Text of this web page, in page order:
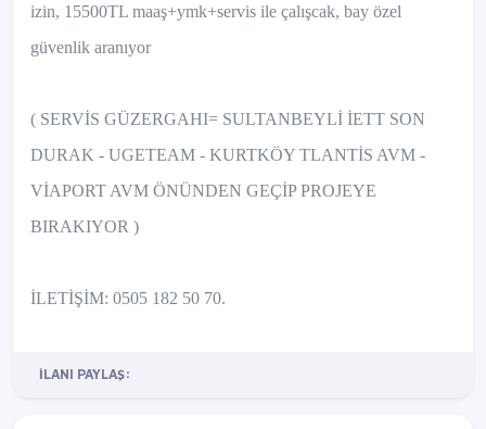
izin, 15500TL maaş+ymk+servis ile çalışcak, bay özel
güvenlik aranıyor
( SERVİS GÜZERGAHI= SULTANBEYLİ İETT SON
DURAK - UGETEAM - KURTKÖY TLANTİS AVM -
VİAPORT AVM ÖNÜNDEN GEÇİP PROJEYE
BIRAKIYOR )
İLETİŞİM: 0505 182 50 70.
İLANI PAYLAŞ: